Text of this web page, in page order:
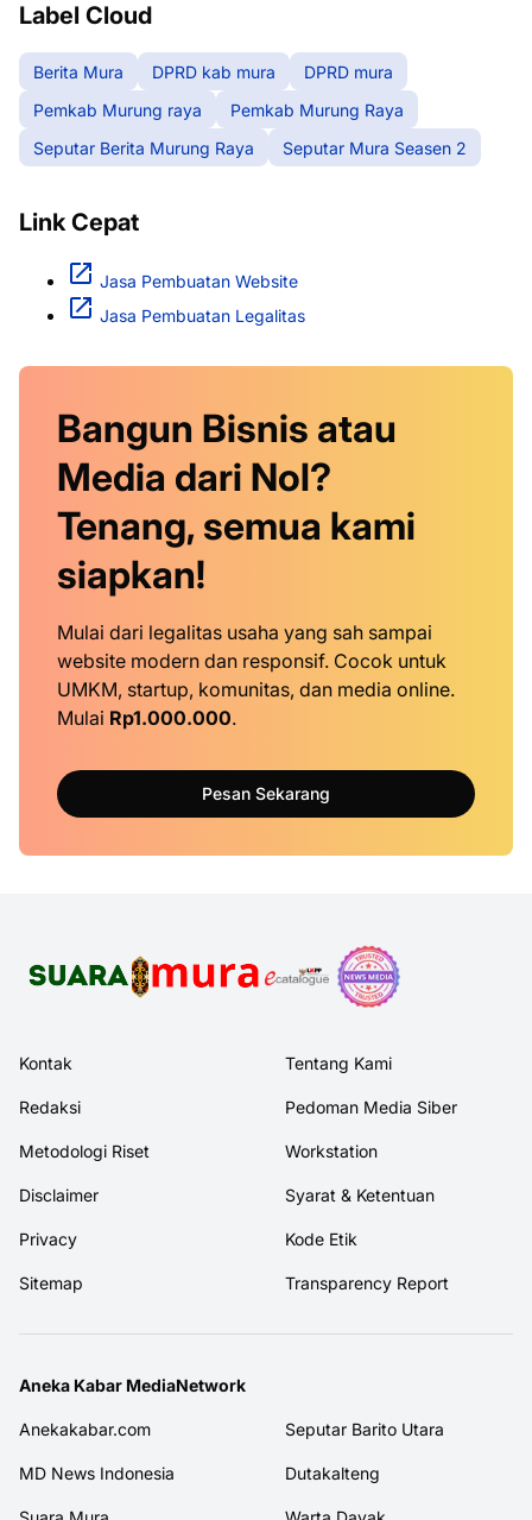
Label Cloud
Berita Mura DPRD kab mura
DPRD mura
Pemkab Murung raya
Pemkab Murung Raya
Seputar Berita Murung Raya
Seputar Mura Seasen 2
Link Cepat
Jasa Pembuatan Website
Jasa Pembuatan Legalitas
Bangun Bisnis atau
Media dari Nol?
Tenang, semua kami
siapkan!
Mulai dari legalitas usaha yang sah sampai
website modern dan responsif. Cocok untuk
UMKM, startup, komunitas, dan media online.
Mulai Rp1.000.000.
Pesan Sekarang
Kontak Tentang Kami
Redaksi Pedoman Media Siber
Metodologi Riset Workstation
Disclaimer Syarat & Ketentuan
Privacy Kode Etik
Sitemap Transparency Report
Aneka Kabar MediaNetwork
Anekakabar.com Seputar Barito Utara
MD News Indonesia Dutakalteng